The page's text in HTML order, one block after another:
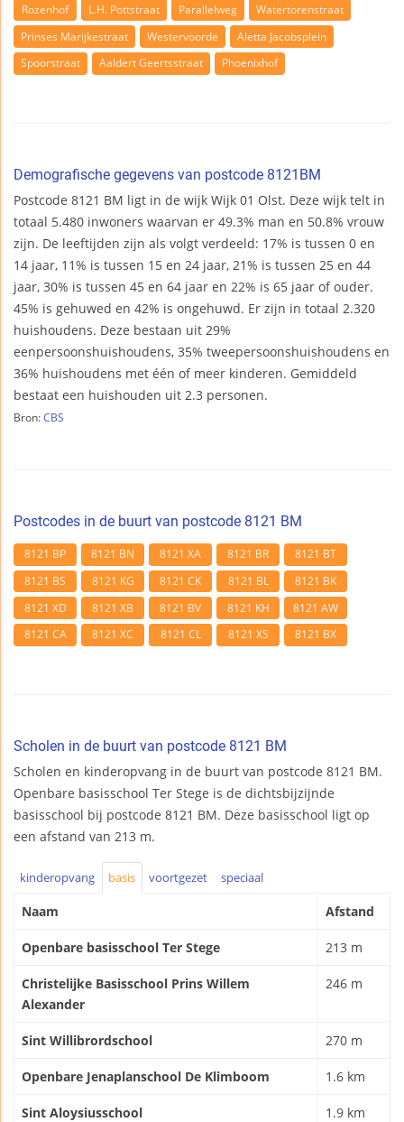
Rozenhof L.H. Pottstraat Parallelweg
Watertorenstraat
Prinses Marijkestraat
Westervoorde
Aletta Jacobsplein
Spoorstraat
Aaldert Geertsstraat Phoenixhof
Demografische gegevens van postcode 8121BM
Postcode 8121 BM ligt in de wijk Wijk 01 Olst. Deze wijk telt in
totaal 5.480 inwoners waarvan er 49.3% man en 50.8% vrouw
zijn. De leeftijden zijn als volgt verdeeld: 17% is tussen 0 en
14 jaar, 11% is tussen 15 en 24 jaar, 21% is tussen 25 en 44
jaar, 30% is tussen 45 en 64 jaar en 22% is 65 jaar of ouder.
45% is gehuwed en 42% is ongehuwd. Er zijn in totaal 2.320
huishoudens. Deze bestaan uit 29%
eenpersoonshuishoudens, 35% tweepersoonshuishoudens en
36% huishoudens met één of meer kinderen. Gemiddeld
bestaat een huishouden uit 2.3 personen.
Bron: CBS
Postcodes in de buurt van postcode 8121 BM
8121 BP 8121 BN 8121 XA 8121 BR
8121 BT
8121 BS
8121 KG 8121 CK 8121 BL
8121 BK
8121 XD
8121 XB 8121 BV 8121 KH
8121 AW
8121 CA
8121 XC 8121 CL 8121 XS 8121 BX
Scholen in de buurt van postcode 8121 BM
Scholen en kinderopvang in de buurt van postcode 8121 BM.
Openbare basisschool Ter Stege is de dichtsbijzijnde
basisschool bij postcode 8121 BM. Deze basisschool ligt op
een afstand van 213 m.
kinderopvang basis voortgezet speciaal
Naam Afstand
Openbare basisschool Ter Stege 213 m
Christelijke Basisschool Prins Willem
Alexander
246 m
Sint Willibrordschool 270 m
Openbare Jenaplanschool De Klimboom 1.6 km
Sint Aloysiusschool 1.9 km